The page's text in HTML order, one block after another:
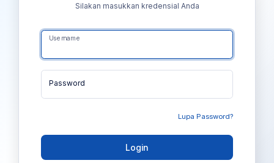
Silakan masukkan kredensial Anda
Username
Password
Lupa Password?
Login